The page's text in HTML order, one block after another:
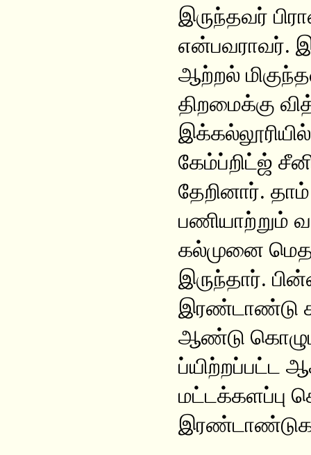
இருந்தவர்
என்பவராவர்.
ஆற்றல்
திறமைக்கு
கேம்ப்றிட்ஜ்
தேறினார்.
பணியாற்றும்
கல்முனை
இருந்தார்.
இரண்டாண்டு
ஆண்டு
ப்யிற்றப்பட்ட
மட்டக்களப்பு
இரண்டாண்டுகள்